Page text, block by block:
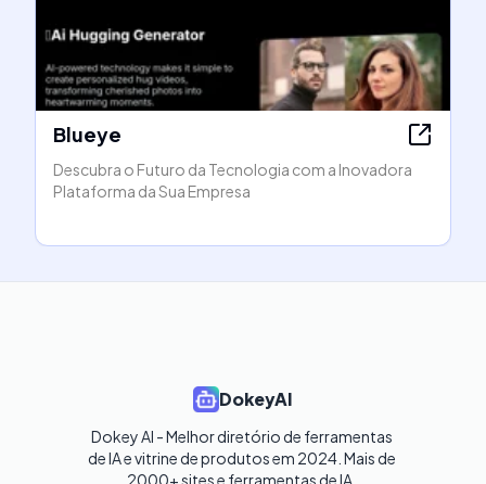
Blueye
Descubra o Futuro da Tecnologia com a Inovadora
Plataforma da Sua Empresa
DokeyAI
Dokey AI - Melhor diretório de ferramentas
de IA e vitrine de produtos em 2024. Mais de
2000+ sites e ferramentas de IA.